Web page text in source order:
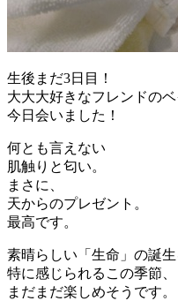
生後まだ3日目！
大大大好きなフレンドの
今日会いました！
何とも言えない
肌触りと匂い。
まさに、
天からのプレゼント。
最高です。
素晴らしい「生命」の誕生
特に感じられるこの季節、
まだまだ楽しめそうです。